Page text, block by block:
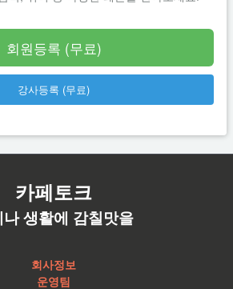
회원등록 (무료)
강사등록 (무료)
카페토크
나 생활에 감칠맛을
회사정보
운영팀